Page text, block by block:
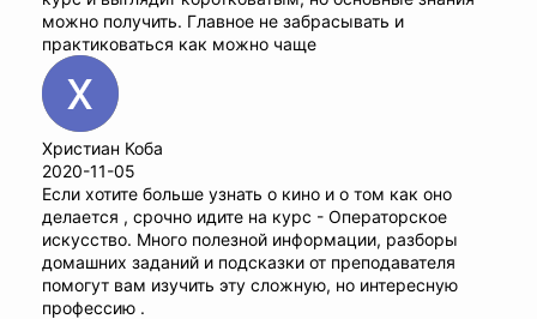
можно получить. Главное не забрасывать и
практиковаться как можно чаще
Христиан Коба
2020-11-05
Если хотите больше узнать о кино и о том как оно
делается , срочно идите на курс - Операторское
искусство. Много полезной информации, разборы
домашних заданий и подсказки от преподавателя
помогут вам изучить эту сложную, но интересную
профессию .